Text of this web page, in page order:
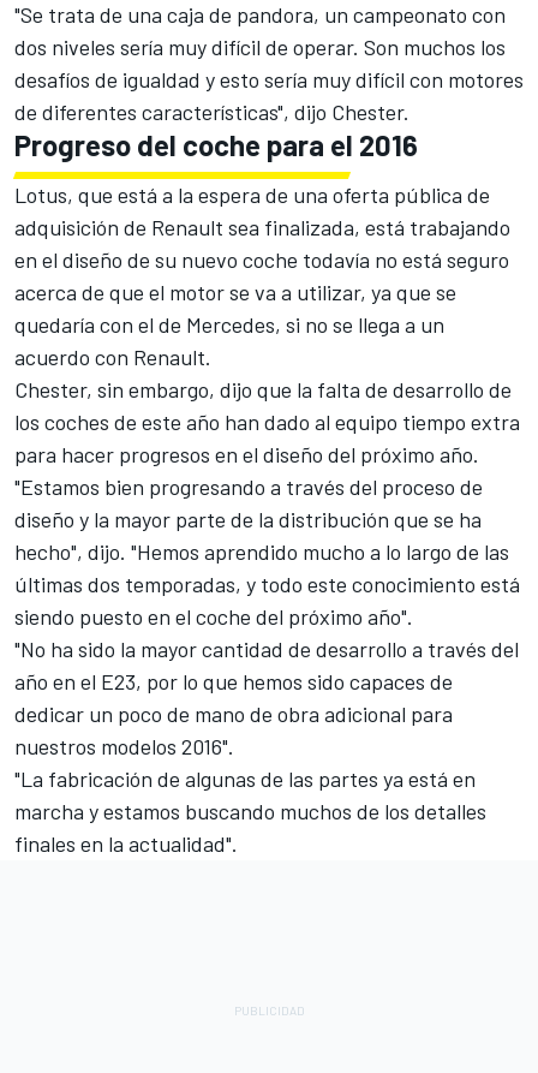
"Se trata de una caja de pandora, un campeonato con
dos niveles sería muy difícil de operar. Son muchos los
desafíos de igualdad y esto sería muy difícil con motores
de diferentes características", dijo Chester.
Progreso del coche para el 2016
Lotus, que está a la espera de una oferta pública de
adquisición de Renault sea finalizada, está trabajando
en el diseño de su nuevo coche todavía no está seguro
acerca de que el motor se va a utilizar, ya que se
quedaría con el de Mercedes, si no se llega a un
acuerdo con Renault.
Chester, sin embargo, dijo que la falta de desarrollo de
los coches de este año han dado al equipo tiempo extra
para hacer progresos en el diseño del próximo año.
"Estamos bien progresando a través del proceso de
diseño y la mayor parte de la distribución que se ha
hecho", dijo. "Hemos aprendido mucho a lo largo de las
últimas dos temporadas, y todo este conocimiento está
siendo puesto en el coche del próximo año".
"No ha sido la mayor cantidad de desarrollo a través del
año en el E23, por lo que hemos sido capaces de
dedicar un poco de mano de obra adicional para
nuestros modelos 2016".
"La fabricación de algunas de las partes ya está en
marcha y estamos buscando muchos de los detalles
finales en la actualidad".